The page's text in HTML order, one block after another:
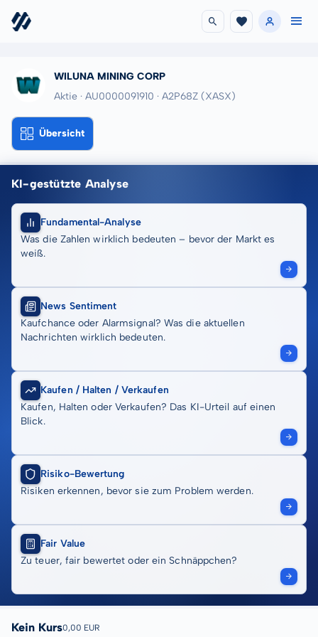
WILUNA MINING CORP
Aktie · AU0000091910 · A2P68Z (XASX)
Übersicht
KI-gestützte Analyse
Fundamental-Analyse
Was die Zahlen wirklich bedeuten – bevor der Markt es
weiß.
News Sentiment
Kaufchance oder Alarmsignal? Was die aktuellen
Nachrichten wirklich bedeuten.
Kaufen / Halten / Verkaufen
Kaufen, Halten oder Verkaufen? Das KI-Urteil auf einen
Blick.
Risiko-Bewertung
Risiken erkennen, bevor sie zum Problem werden.
Fair Value
Zu teuer, fair bewertet oder ein Schnäppchen?
Kein Kurs0,00 EUR